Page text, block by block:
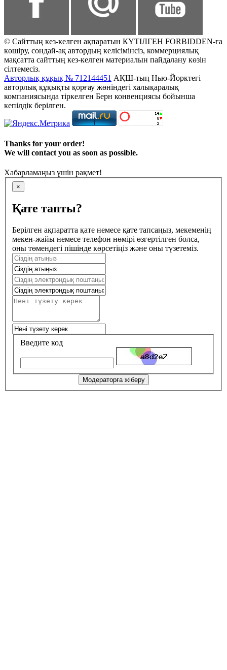
© Сайттың кез-келген ақпаратын КҮТІЛГЕН FORBIDDEN-ға
көшіру, сондай-ақ автордың келісімінсіз, коммерциялық
мақсатта сайттың кез-келген материалын пайдалану көзін
сілтемесіз.
Авторлық құқық № 712144451 АҚШ-тың Нью-Йорктегі
авторлық құқықты қорғау жөніндегі халықаралық
компаниясында тіркелген Берн конвенциясы бойынша
кепілдік берілген.
Thanks for your order!
We will contact you as soon as possible.
Хабарламаңыз үшін рақмет!
×
Қате тапты?
Берілген ақпаратта қате немесе қате тапсаңыз, мекеменің
мекен-жайы немесе телефон нөмірі өзгертілген болса,
оны төмендегі пішінде көрсетіңіз және оны түзетеміз.
Введите код
Модераторға жіберу